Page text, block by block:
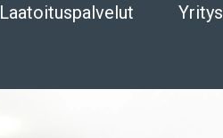
Laatoituspalvelut Yritys